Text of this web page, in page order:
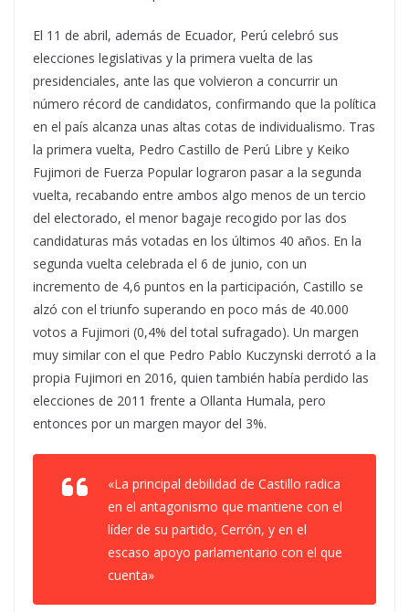
El 11 de abril, además de Ecuador, Perú celebró sus
elecciones legislativas y la primera vuelta de las
presidenciales, ante las que volvieron a concurrir un
número récord de candidatos, confirmando que la política
en el país alcanza unas altas cotas de individualismo. Tras
la primera vuelta, Pedro Castillo de Perú Libre y Keiko
Fujimori de Fuerza Popular lograron pasar a la segunda
vuelta, recabando entre ambos algo menos de un tercio
del electorado, el menor bagaje recogido por las dos
candidaturas más votadas en los últimos 40 años. En la
segunda vuelta celebrada el 6 de junio, con un
incremento de 4,6 puntos en la participación, Castillo se
alzó con el triunfo superando en poco más de 40.000
votos a Fujimori (0,4% del total sufragado). Un margen
muy similar con el que Pedro Pablo Kuczynski derrotó a la
propia Fujimori en 2016, quien también había perdido las
elecciones de 2011 frente a Ollanta Humala, pero
entonces por un margen mayor del 3%.
«La principal debilidad de Castillo radica
en el antagonismo que mantiene con el
líder de su partido, Cerrón, y en el
escaso apoyo parlamentario con el que
cuenta»